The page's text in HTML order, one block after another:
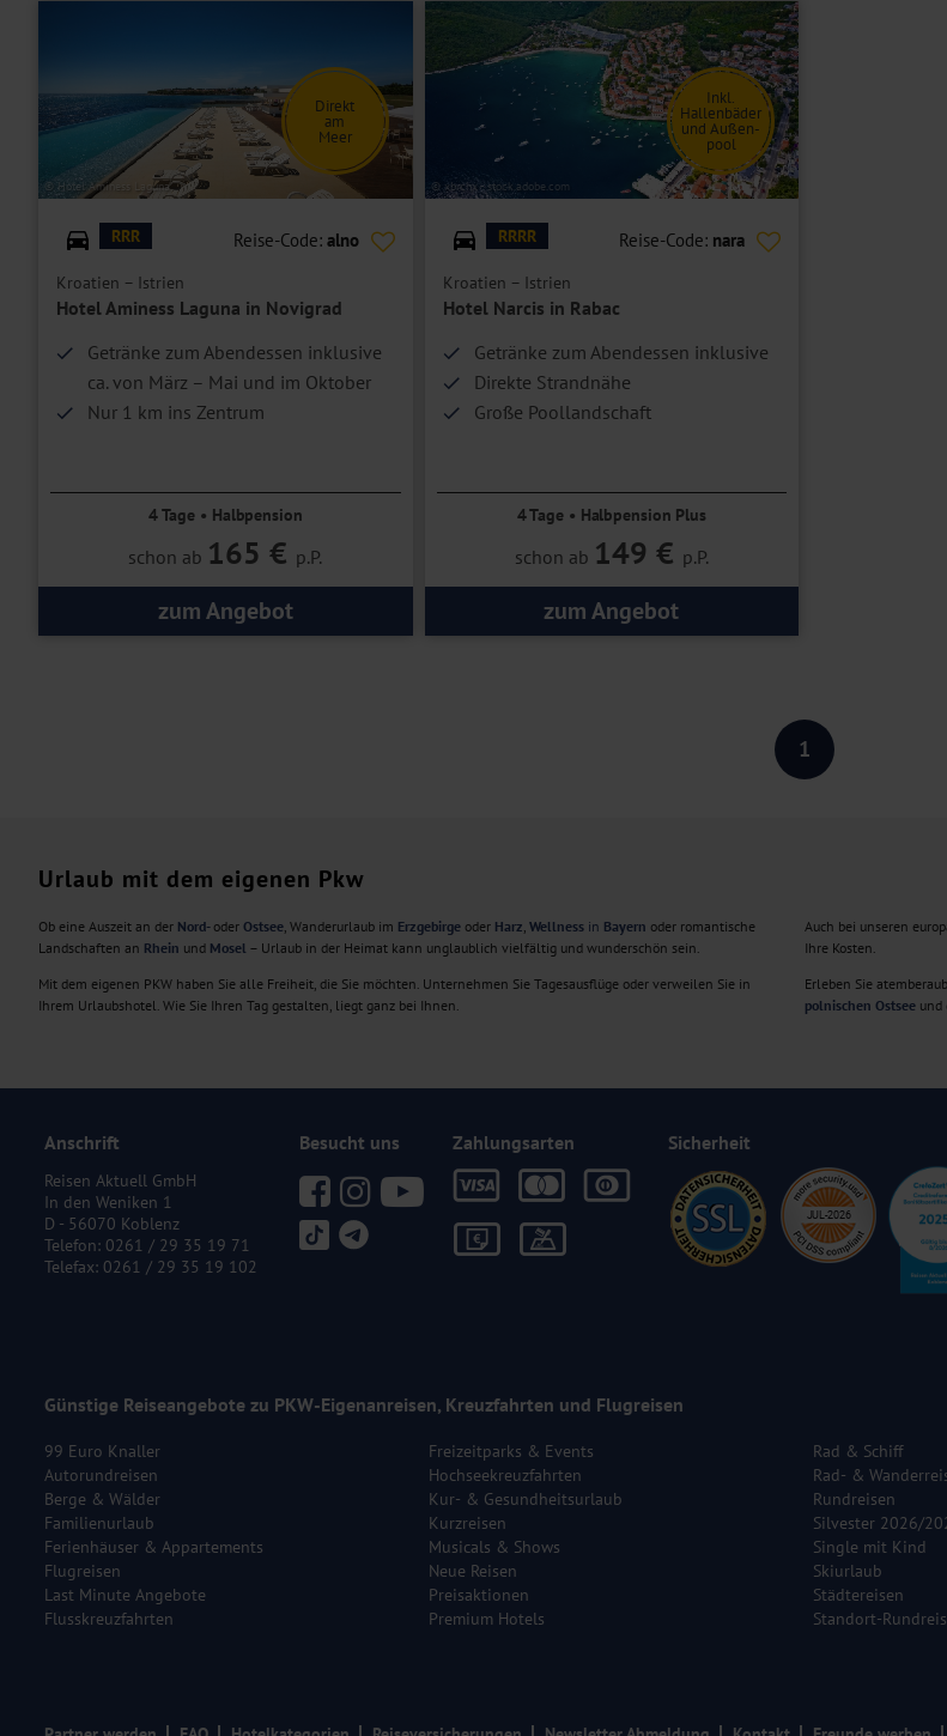
© Hotel Aminess Laguna
Direkt
am
Meer
RRR Reise-Code: alno
Kroatien – Istrien
Hotel Aminess Laguna in Novigrad
Getränke zum Abendessen inklusive
ca. von März – Mai und im Oktober
Nur 1 km ins Zentrum
4 Tage • Halbpension
schon ab 165 € p.P.
zum Angebot
© xbrchx - stock.adobe.com
Inkl.
Hallenbäder
und Außen-
pool
RRRR Reise-Code: nara
Kroatien – Istrien
Hotel Narcis in Rabac
Getränke zum Abendessen inklusive
Direkte Strandnähe
Große Poollandschaft
4 Tage • Halbpension Plus
schon ab 149 € p.P.
zum Angebot
1
Urlaub mit dem eigenen Pkw
Ob eine Auszeit an der Nord- oder Ostsee, Wanderurlaub im Erzgebirge oder Harz, Wellness in Bayern oder romantische
Landschaften an Rhein und Mosel – Urlaub in der Heimat kann unglaublich vielfältig und wunderschön sein.
Mit dem eigenen PKW haben Sie alle Freiheit, die Sie möchten. Unternehmen Sie Tagesausflüge oder verweilen Sie in
Ihrem Urlaubshotel. Wie Sie Ihren Tag gestalten, liegt ganz bei Ihnen.
Auch bei unseren
Ihre Kosten.
Erleben Sie
polnischen Ostsee und
Anschrift
Reisen Aktuell GmbH
In den Weniken 1
D - 56070 Koblenz
Telefon: 0261 / 29 35 19 71
Telefax: 0261 / 29 35 19 102
Besucht uns Zahlungsarten Sicherheit
Günstige Reiseangebote zu PKW-Eigenanreisen, Kreuzfahrten und Flugreisen
99 Euro Knaller
Autorundreisen
Berge & Wälder
Familienurlaub
Ferienhäuser & Appartements
Flugreisen
Last Minute Angebote
Flusskreuzfahrten
Freizeitparks & Events
Hochseekreuzfahrten
Kur- & Gesundheitsurlaub
Kurzreisen
Musicals & Shows
Neue Reisen
Preisaktionen
Premium Hotels
Rad & Schiff
Rad- &
Rundreisen
Silvester 2026/
Single mit Kind
Skiurlaub
Städtereisen
Standort-